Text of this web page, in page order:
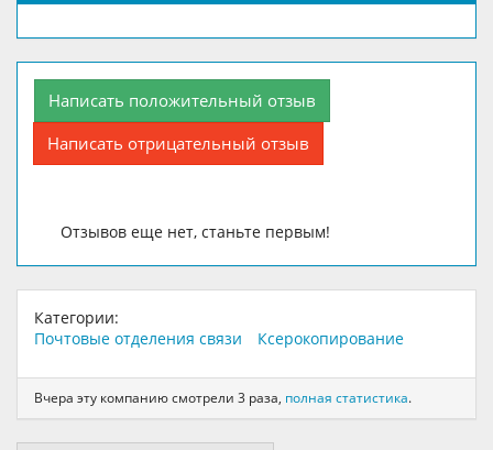
Написать положительный отзыв
Написать отрицательный отзыв
Отзывов еще нет, станьте первым!
Категории:
Почтовые отделения связи
Ксерокопирование
Вчера эту компанию смотрели 3 раза, полная статистика.